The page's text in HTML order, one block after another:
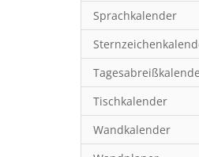
Sprachkalender
Tischkalender
Wandkalender